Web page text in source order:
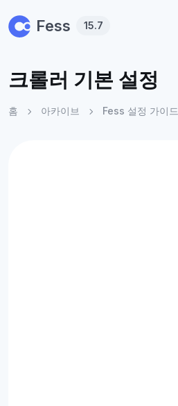
Fess 15.7
크롤러 기본 설정
홈 아카이브 Fess 설정 가이드